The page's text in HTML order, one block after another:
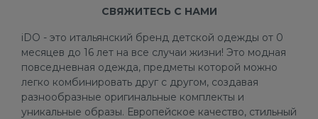
СВЯЖИТЕСЬ С НАМИ
iDO - это итальянский бренд детской одежды от 0
месяцев до 16 лет на все случаи жизни! Это модная
повседневная одежда, предметы которой можно
легко комбинировать друг с другом, создавая
разнообразные оригинальные комплекты и
уникальные образы. Европейское качество, стильный